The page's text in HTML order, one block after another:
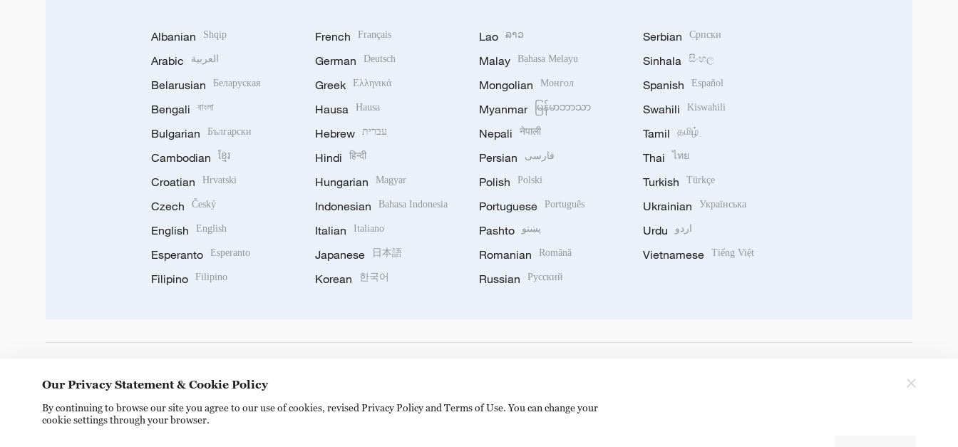
Albanian Shqip
Arabic العربية
Belarusian Беларуская
Bengali বাংলা
Bulgarian Български
Cambodian ខ្មែរ
Croatian Hrvatski
Czech Český
English English
Esperanto Esperanto
Filipino Filipino
French Français
German Deutsch
Greek Ελληνικά
Hausa Hausa
Hebrew עברית
Hindi हिन्दी
Hungarian Magyar
Indonesian Bahasa Indonesia
Italian Italiano
Japanese 日本語
Korean 한국어
Lao ລາວ
Malay Bahasa Melayu
Mongolian Монгол
Myanmar မြန်မာဘာသာ
Nepali नेपाली
Persian فارسی
Polish Polski
Portuguese Português
Pashto پښتو
Romanian Română
Russian Русский
Serbian Српски
Sinhala සිංහල
Spanish Español
Swahili Kiswahili
Tamil தமிழ்
Thai ไทย
Turkish Türkçe
Ukrainian Українська
Urdu اردو
Vietnamese Tiếng Việt
Our Privacy Statement & Cookie Policy
By continuing to browse our site you agree to our use of cookies, revised Privacy Policy and Terms of Use. You can change your
cookie settings through your browser.